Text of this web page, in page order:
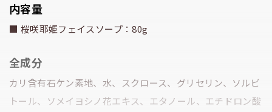
内容量
■ 桜咲耶姫フェイスソープ：80g
全成分
カリ含有石ケン素地、水、スクロース、グリセリン、ソルビ
トール、ソメイヨシノ花エキス、エタノール、エチドロン酸